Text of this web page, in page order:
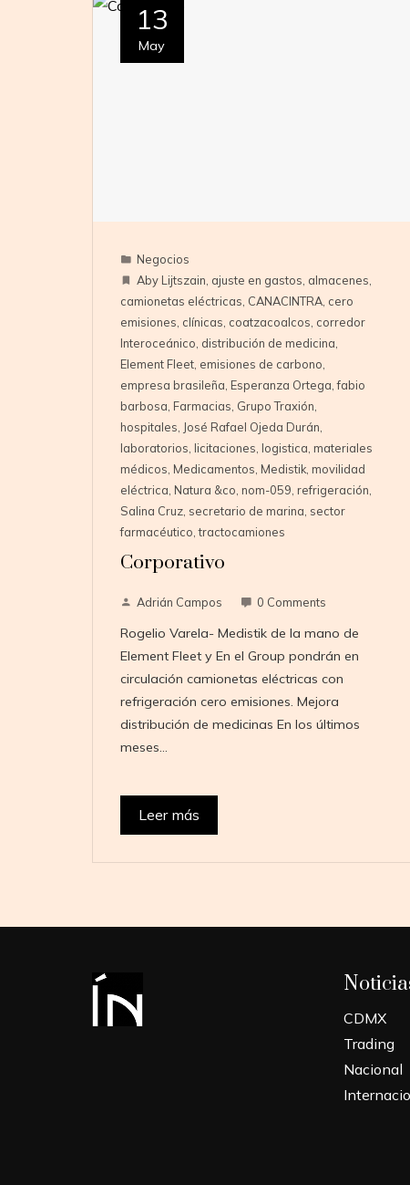
13
May
Negocios
Aby Lijtszain ajuste en gastos almacenes
camionetas eléctricas CANACINTRA, cero
emisiones clínicas coatzacoalcos corredor
Interoceánico distribución de medicina
Element Fleet, emisiones de carbono
empresa brasileña Esperanza Ortega ,fabio
barbosa Farmacias Grupo Traxión
hospitales José Rafael Ojeda Durán
laboratorios licitaciones logistica materiales
médicos Medicamentos Medistik, movilidad
eléctrica Natura &co nom-059 refrigeración
Salina Cruz, secretario de marina sector
farmacéutico ,tractocamiones
Corporativo
Adrián Campos 0 Comments
Rogelio Varela- Medistik de la mano de
Element Fleet y En el Group pondrán en
circulación camionetas eléctricas con
refrigeración cero emisiones. Mejora
distribución de medicinas En los últimos
meses…
Leer más
CDMX
Trading
Nacional